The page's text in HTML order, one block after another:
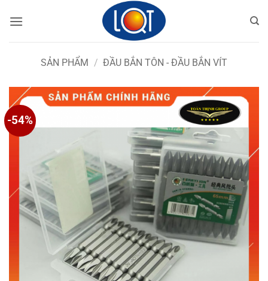
qua
SẢN PHẨM / ĐẦU BẮN TÔN - ĐẦU BẮN VÍT
-54%